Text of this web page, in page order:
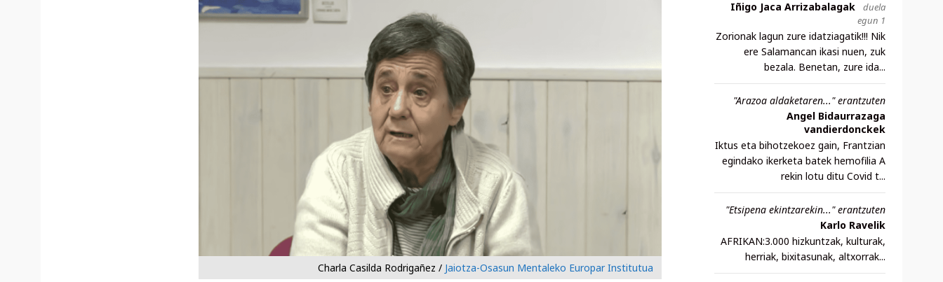
Charla Casilda Rodrigañez / Jaiotza-Osasun Mentaleko Europar Institutua
Iñigo Jaca Arrizabalagak
duela
egun 1
Zorionak lagun zure idatziagatik!!! Nik
ere Salamancan ikasi nuen, zuk
bezala. Benetan, zure ida...
"Arazoa aldaketaren..." erantzuten
Angel Bidaurrazaga
vandierdonckek
Iktus eta bihotzekoez gain, Frantzian
egindako ikerketa batek hemofilia A
rekin lotu ditu Covid t...
"Etsipena ekintzarekin..." erantzuten
Karlo Ravelik
AFRIKAN:3.000 hizkuntzak, kulturak,
herriak, bixitasunak, altxorrak...